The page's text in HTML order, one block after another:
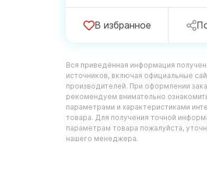
В избранное
Вся приведённая информация
источников, включая официальные
производителей. При оформлении
рекомендуем внимательно
параметрами и характеристиками
товара. Для получения точной
параметрам товара пожалуйста,
нашего менеджера.